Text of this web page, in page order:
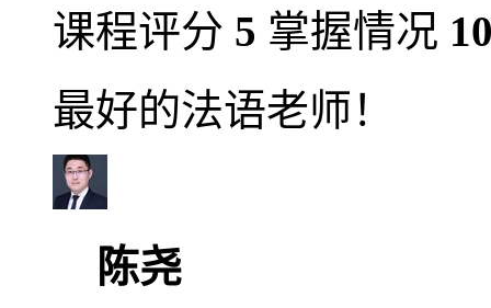
课程评分 5 掌握情况
最好的法语老师！
陈尧